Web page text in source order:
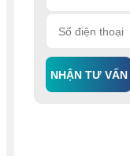
NHẬN TƯ VẤN